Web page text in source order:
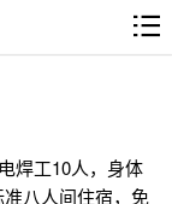
焊工10人，身体
八人间住宿，免